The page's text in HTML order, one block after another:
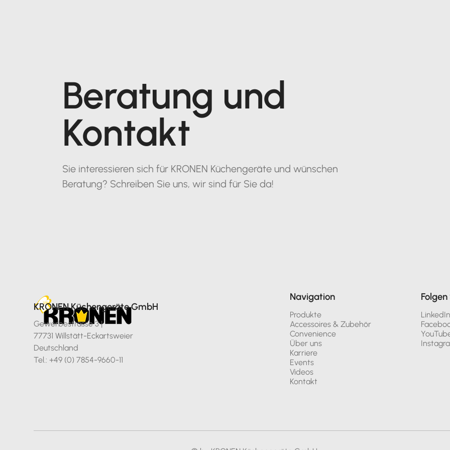
Beratung und
Kontakt
Sie interessieren sich für KRONEN Küchengeräte und wünschen
Beratung? Schreiben Sie uns, wir sind für Sie da!
KRONEN Küchengeräte GmbH
Gewerbestrasse 3 |
77731 Willstätt-Eckartsweier
Deutschland
Tel.: +49 (0) 7854-9660-11
Navigation
Produkte
Accessoires & Zubehör
Convenience
Über uns
Karriere
Events
Videos
Kontakt
LinkedIn